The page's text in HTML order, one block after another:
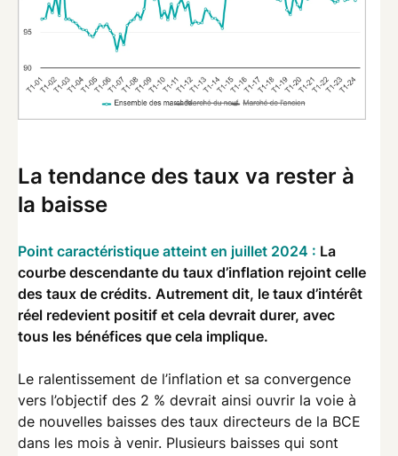
La tendance des taux va rester à
la baisse
Point caractéristique atteint en juillet 2024 : La
courbe descendante du taux d’inflation rejoint celle
des taux de crédits. Autrement dit, le taux d’intérêt
réel redevient positif et cela devrait durer, avec
tous les bénéfices que cela implique.
Le ralentissement de l’inflation et sa convergence
vers l’objectif des 2 % devrait ainsi ouvrir la voie à
de nouvelles baisses des taux directeurs de la BCE
dans les mois à venir. Plusieurs baisses qui sont